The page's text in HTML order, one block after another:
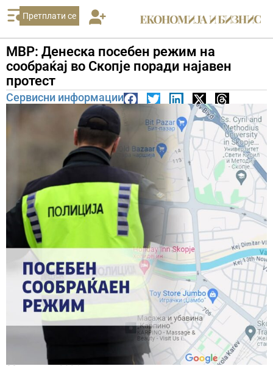
Претплати се
МВР: Денеска посебен режим на
сообраќај во Скопје поради најавен
протест
Сервисни информации